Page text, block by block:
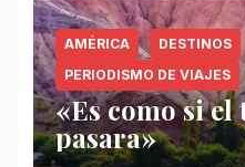
AMÉRICA
DESTINOS
PERIODISMO DE VIAJES
«Es como si
pasara»